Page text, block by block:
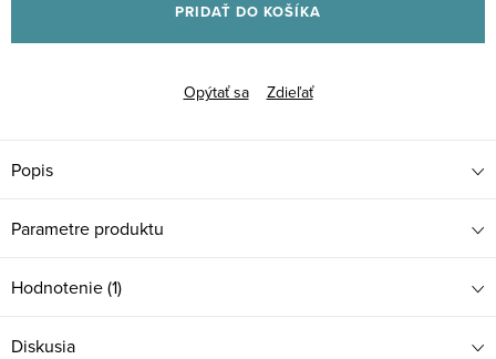
PRIDAŤ DO KOŠÍKA
Opýtať sa Zdieľať
Popis
Parametre produktu
Hodnotenie (1)
Diskusia